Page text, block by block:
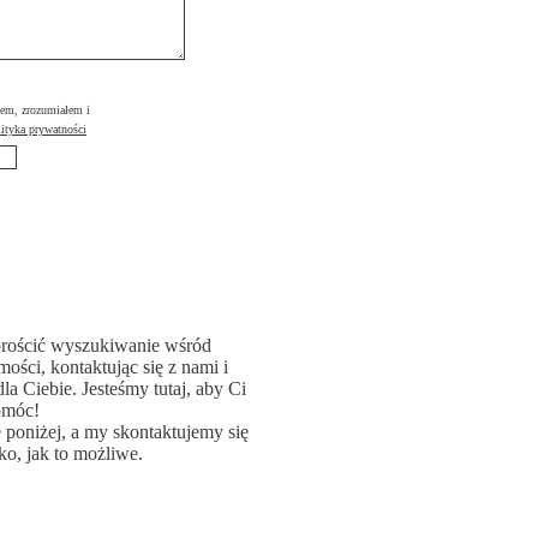
zrozumiałem i
prywatności
wyszukiwanie wśród
kontaktując się z nami i
Ciebie. Jesteśmy tutaj, aby Ci
a my skontaktujemy się
jak to możliwe.